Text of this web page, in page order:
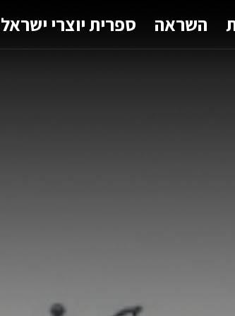
השראה ספרית יוצרי ישראל